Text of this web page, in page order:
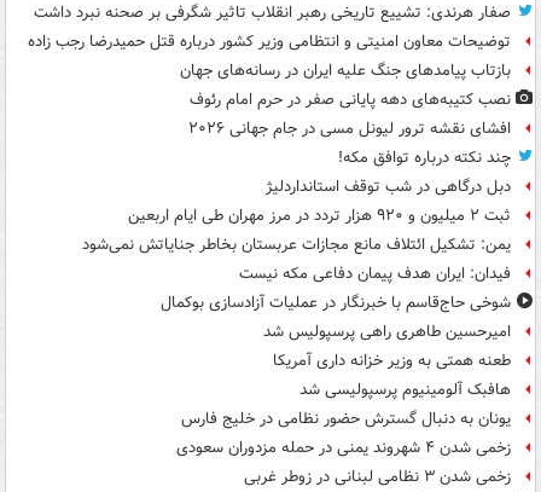
صفار هرندی: تشییع تاریخی رهبر انقلاب تاثیر شگرفی بر صحنه نبرد داشت
توضیحات معاون امنیتی و انتظامی وزیر کشور درباره قتل حمیدرضا رجب زاده
بازتاب پیامدهای جنگ علیه ایران در رسانه‌های جهان
نصب کتیبه‌های دهه پایانی صفر در حرم امام رئوف
افشای نقشه ترور لیونل مسی در جام جهانی ۲۰۲۶
چند نکته درباره توافق مکه!
دبل درگاهی در شب توقف استانداردلیژ
ثبت ۲ میلیون و ۹۲۰ هزار تردد در مرز مهران طی ایام اربعین
یمن: تشکیل ائتلاف مانع مجازات عربستان بخاطر جنایاتش نمی‌شود
فیدان: ایران هدف پیمان دفاعی مکه نیست
شوخی حاج‌قاسم با خبرنگار در عملیات آزادسازی بوکمال
امیرحسین طاهری راهی پرسپولیس شد
طعنه همتی به وزیر خزانه داری آمریکا
هافبک آلومینیوم پرسپولیسی شد
یونان به دنبال گسترش حضور نظامی در خلیج فارس
زخمی شدن ۴ شهروند یمنی در حمله مزدوران سعودی
زخمی شدن ۳ نظامی لبنانی در زوطر غربی